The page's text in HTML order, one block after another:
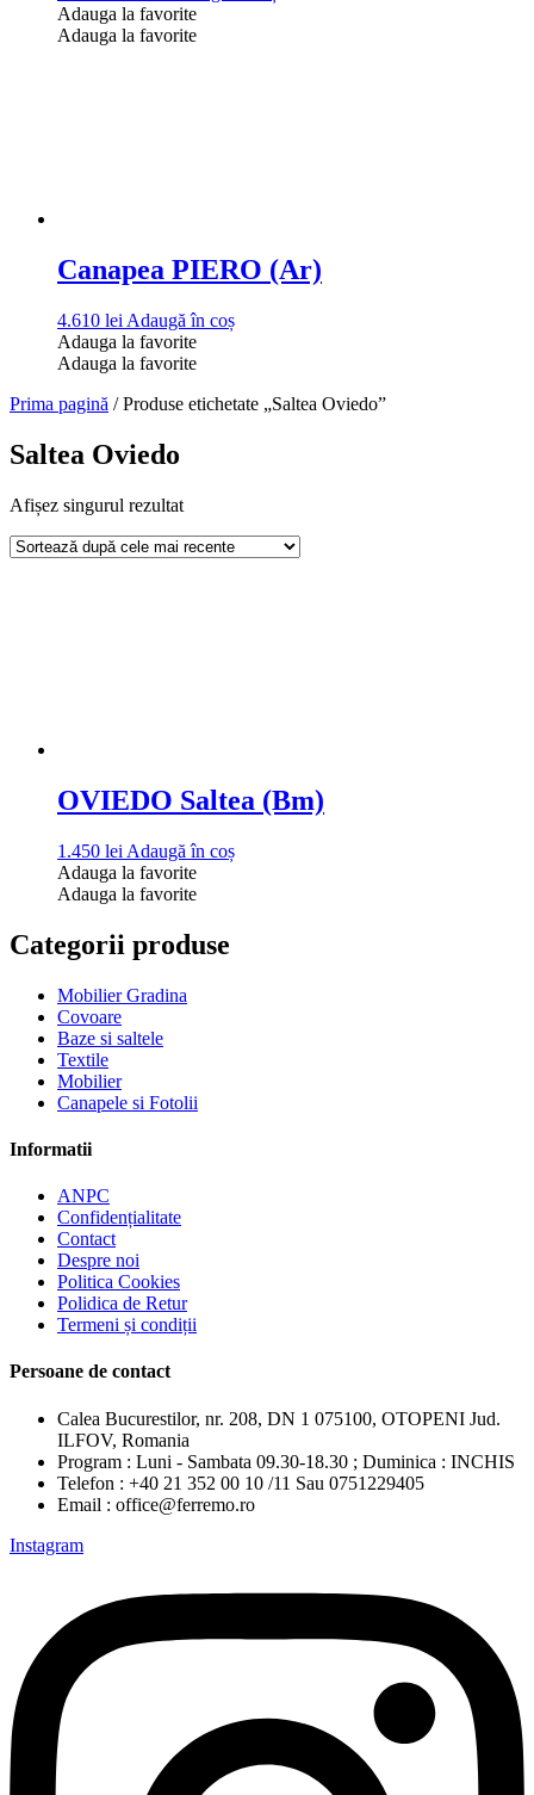
Adauga la favorite
Adauga la favorite
Canapea PIERO (Ar)
4.610 lei Adaugă în coș
Adauga la favorite
Adauga la favorite
Prima pagină / Produse etichetate „Saltea Oviedo”
Saltea Oviedo
Afișez singurul rezultat
OVIEDO Saltea (Bm)
1.450 lei Adaugă în coș
Adauga la favorite
Adauga la favorite
Categorii produse
Mobilier Gradina
Covoare
Baze si saltele
Textile
Mobilier
Canapele si Fotolii
Informatii
ANPC
Confidențialitate
Contact
Despre noi
Politica Cookies
Polidica de Retur
Termeni și condiții
Persoane de contact
Calea Bucurestilor, nr. 208, DN 1 075100, OTOPENI Jud.
ILFOV, Romania
Program : Luni - Sambata 09.30-18.30 ; Duminica : INCHIS
Telefon : +40 21 352 00 10 /11 Sau 0751229405
Email : office@ferremo.ro
Instagram